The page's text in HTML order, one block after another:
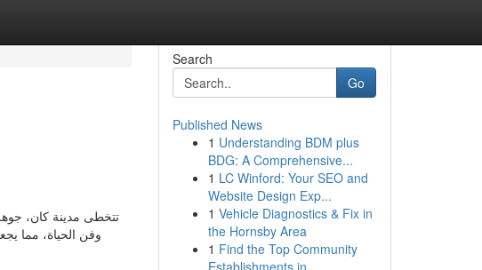
تتخطى مدينة كان،
وفن الحياة، مما
Search
Go
Published News
1 Understanding BDM plus
BDG: A Comprehensive...
1 LC Winford: Your SEO and
Website Design Exp...
1 Vehicle Diagnostics & Fix in
the Hornsby Area
1 Find the Top Community
Establishments in ...